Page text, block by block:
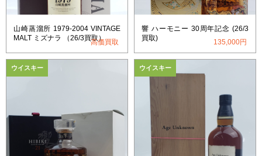
山崎蒸溜所 1979-2004 VINTAGE
MALT ミズナラ （26/3買取）高価買取
響 ハーモニー 30周年記念 (26/3
買取)
135,000円
ウイスキー ウイスキー